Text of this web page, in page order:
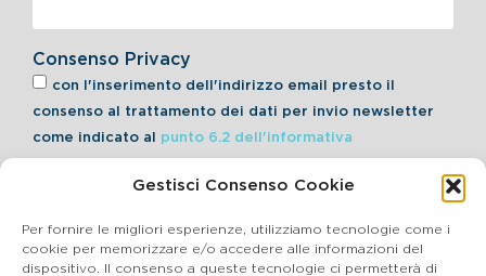
Gestisci Consenso Cookie
Per fornire le migliori esperienze, utilizziamo tecnologie come i
cookie per memorizzare e/o accedere alle informazioni del
dispositivo. Il consenso a queste tecnologie ci permetterà di
Consenso Privacy
con l'inserimento dell'indirizzo email presto il
consenso al trattamento dei dati per invio newsletter
come indicato al punto 6.2 dell'informativa
Iscriviti alla Newsletter